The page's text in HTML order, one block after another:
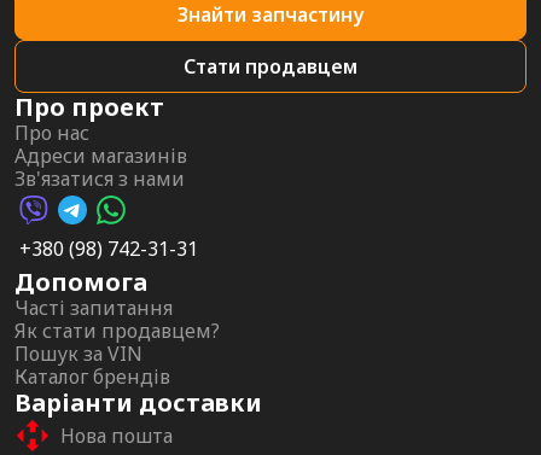
Знайти запчастину
Стати продавцем
Про проект
Про нас
Адреси магазинів
Зв'язатися з нами
Viber AutoPalma
Telegram AutoPalma
WhatsApp AutoPalma
+380 (98) 742-31-31
Допомога
Часті запитання
Як стати продавцем?
Пошук за VIN
Каталог брендів
Варіанти доставки
Нова пошта